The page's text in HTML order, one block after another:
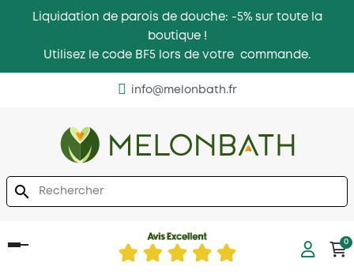
Liquidation de parois de douche: -5% sur toute la
boutique !
Utilisez le code BF5 lors de votre commande.
info@melonbath.fr
search
Basculer
0